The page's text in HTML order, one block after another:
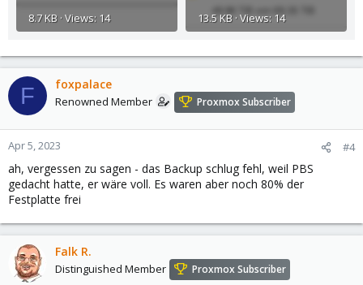
8.7 KB · Views: 14
13.5 KB · Views: 14
F foxpalace
Renowned Member Proxmox Subscriber
Apr 5, 2023 #4
ah, vergessen zu sagen - das Backup schlug fehl, weil PBS
gedacht hatte, er wäre voll. Es waren aber noch 80% der
Festplatte frei
Falk R.
Distinguished Member Proxmox Subscriber